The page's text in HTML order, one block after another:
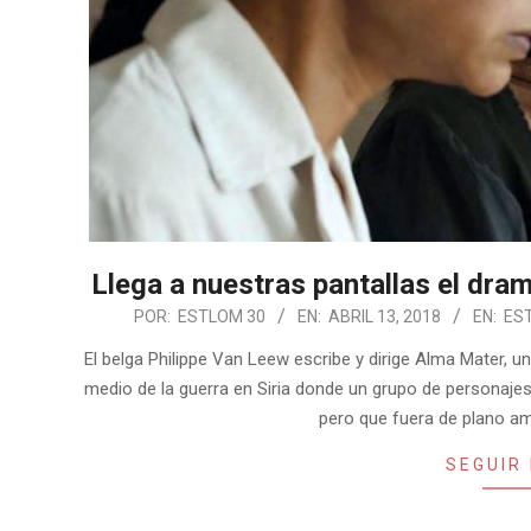
Llega a nuestras pantallas el
POR: ESTLOM 30 EN: ABRIL 13, 2018 EN:
El belga Philippe Van Leew escribe y dirige Alma Mater,
medio de la guerra en Siria donde un grupo de
pero que fuera de plano
SEGUIR